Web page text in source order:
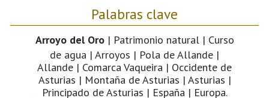
Palabras clave
Arroyo del Oro| Patrimonio natural | Curso
de agua | Arroyos | Pola de Allande |
Allande | Comarca Vaqueira | Occidente de
Asturias | Montaña de Asturias | Asturias |
Principado de Asturias | España | Europa.